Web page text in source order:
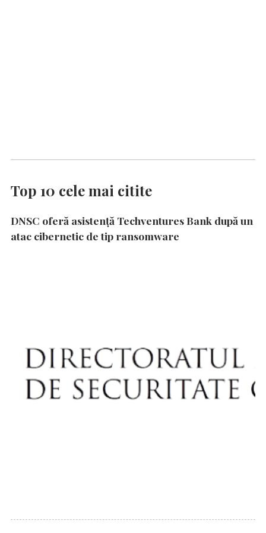
Top 10 cele mai citite
DNSC oferă asistență Techventures Bank după un
atac cibernetic de tip ransomware